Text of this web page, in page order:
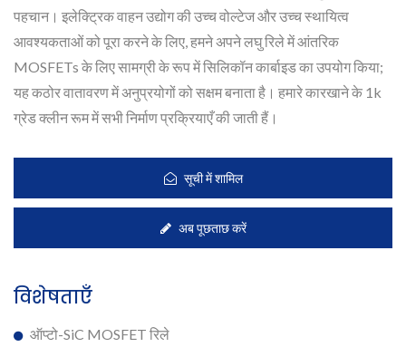
पहचान। इलेक्ट्रिक वाहन उद्योग की उच्च वोल्टेज और उच्च स्थायित्व
आवश्यकताओं को पूरा करने के लिए, हमने अपने लघु रिले में आंतरिक
MOSFETs के लिए सामग्री के रूप में सिलिकॉन कार्बाइड का उपयोग किया;
यह कठोर वातावरण में अनुप्रयोगों को सक्षम बनाता है। हमारे कारखाने के 1k
ग्रेड क्लीन रूम में सभी निर्माण प्रक्रियाएँ की जाती हैं।
सूची में शामिल
अब पूछताछ करें
विशेषताएँ
ऑप्टो-SiC MOSFET रिले